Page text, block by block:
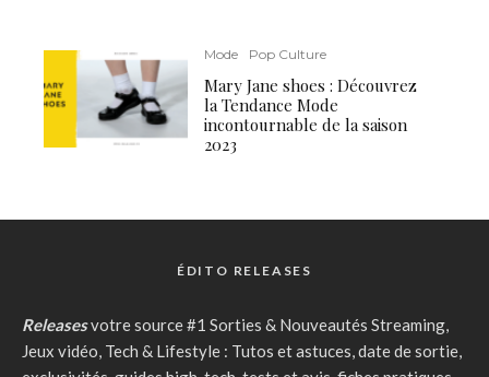
Mode Pop Culture
Mary Jane shoes : Découvrez
la Tendance Mode
incontournable de la saison
2023
ÉDITO RELEASES
Releasesvotre source #1 Sorties & Nouveautés Streaming,
Jeux vidéo, Tech & Lifestyle : Tutos et astuces, date de sortie,